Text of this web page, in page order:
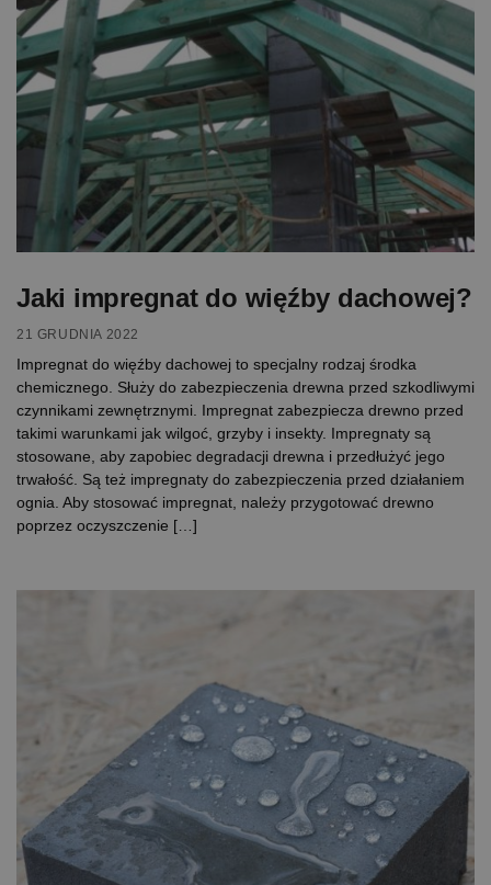
Jaki impregnat do więźby dachowej?
21 GRUDNIA 2022
Impregnat do więźby dachowej to specjalny rodzaj środka
chemicznego. Służy do zabezpieczenia drewna przed szkodliwymi
czynnikami zewnętrznymi. Impregnat zabezpiecza drewno przed
takimi warunkami jak wilgoć, grzyby i insekty. Impregnaty są
stosowane, aby zapobiec degradacji drewna i przedłużyć jego
trwałość. Są też impregnaty do zabezpieczenia przed działaniem
ognia. Aby stosować impregnat, należy przygotować drewno
poprzez oczyszczenie […]